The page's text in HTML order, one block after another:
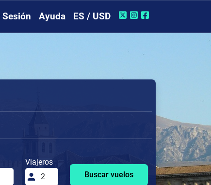
Ayuda ES / USD
Viajeros
Buscar vuelos